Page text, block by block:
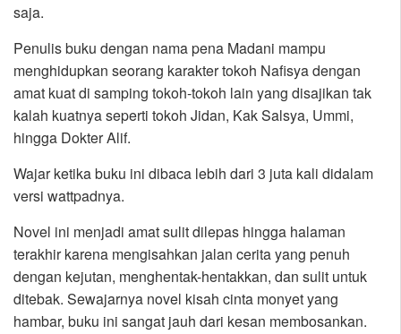
saja.
Penulis buku dengan nama pena Madani mampu
menghidupkan seorang karakter tokoh Nafisya dengan
amat kuat di samping tokoh-tokoh lain yang disajikan tak
kalah kuatnya seperti tokoh Jidan, Kak Salsya, Ummi,
hingga Dokter Alif.
Wajar ketika buku ini dibaca lebih dari 3 juta kali didalam
versi wattpadnya.
Novel ini menjadi amat sulit dilepas hingga halaman
terakhir karena mengisahkan jalan cerita yang penuh
dengan kejutan, menghentak-hentakkan, dan sulit untuk
ditebak. Sewajarnya novel kisah cinta monyet yang
hambar, buku ini sangat jauh dari kesan membosankan.